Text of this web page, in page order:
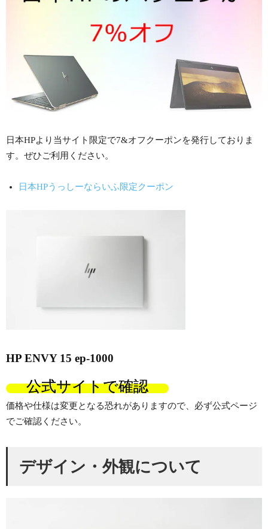
日本HPより当サイト限定で7&オフクーポンを発行しておりま
す。ぜひご利用ください。
日本HPうっしーならいふ限定クーポン
HP ENVY 15 ep-1000
公式サイトで確認
価格や仕様は変更となる恐れがありますので、必ず公式ページ
でご確認ください。
デザイン・外観について